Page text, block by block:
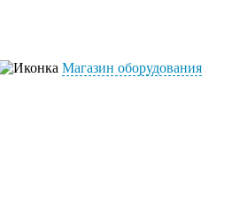
Магазин оборудования